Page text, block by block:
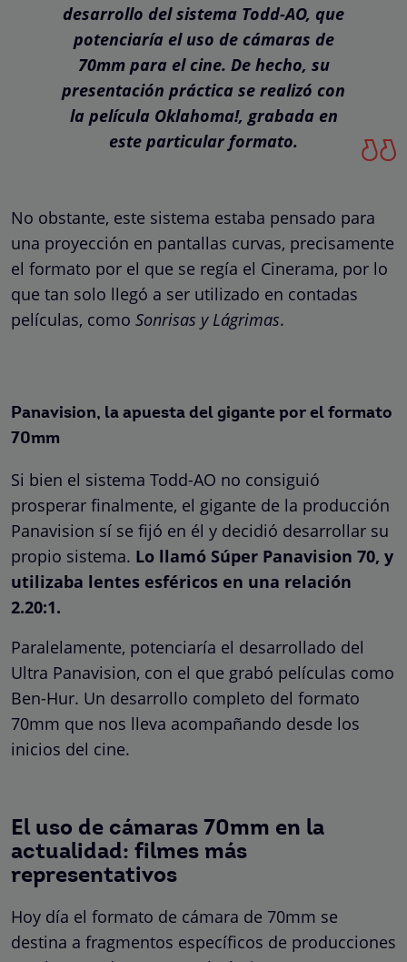
desarrollo del sistema Todd-AO, que
potenciaría el uso de cámaras de
70mm para el cine. De hecho, su
presentación práctica se realizó con
la película Oklahoma!, grabada en
este particular formato.
No obstante, este sistema estaba pensado para
una proyección en pantallas curvas, precisamente
el formato por el que se regía el Cinerama, por lo
que tan solo llegó a ser utilizado en contadas
películas, como Sonrisas y Lágrimas.
Panavision, la apuesta del gigante por el formato
70mm
Si bien el sistema Todd-AO no consiguió
prosperar finalmente, el gigante de la producción
Panavision sí se fijó en él y decidió desarrollar su
propio sistema. Lo llamó Súper Panavision 70, y
utilizaba lentes esféricos en una relación
2.20:1.
Paralelamente, potenciaría el desarrollado del
Ultra Panavision, con el que grabó películas como
Ben-Hur. Un desarrollo completo del formato
70mm que nos lleva acompañando desde los
inicios del cine.
El uso de cámaras 70mm en la
actualidad: filmes más
representativos
Hoy día el formato de cámara de 70mm se
destina a fragmentos específicos de producciones